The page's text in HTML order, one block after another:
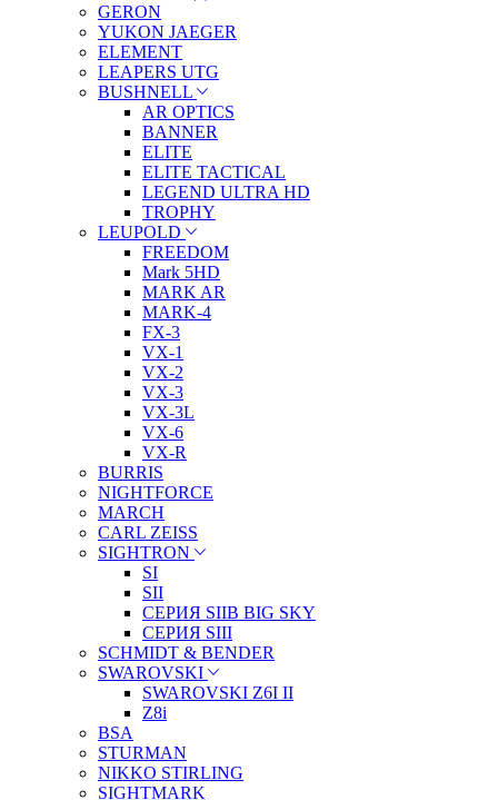
GERON
YUKON JAEGER
ELEMENT
LEAPERS UTG
BUSHNELL
AR OPTICS
BANNER
ELITE
ELITE TACTICAL
LEGEND ULTRA HD
TROPHY
LEUPOLD
FREEDOM
Mark 5HD
MARK AR
MARK-4
FX-3
VX-1
VX-2
VX-3
VX-3L
VX-6
VX-R
BURRIS
NIGHTFORCE
MARCH
CARL ZEISS
SIGHTRON
SI
SII
СЕРИЯ SIIB BIG SKY
СЕРИЯ SIII
SCHMIDT & BENDER
SWAROVSKI
SWAROVSKI Z6I II
Z8i
BSA
STURMAN
NIKKO STIRLING
SIGHTMARK